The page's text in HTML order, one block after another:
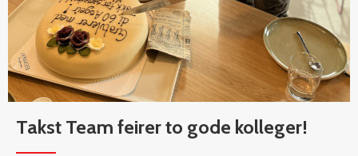
Takst Team feirer to gode kolleger!